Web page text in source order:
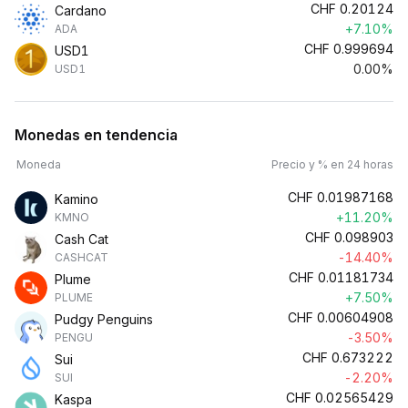
Cardano
ADA
CHF 0.20124
+7.10%
USD1
USD1
CHF 0.999694
0.00%
Monedas en tendencia
Moneda Precio y % en 24 horas
Kamino
KMNO
CHF 0.01987168
+11.20%
Cash Cat
CASHCAT
CHF 0.098903
-14.40%
Plume
PLUME
CHF 0.01181734
+7.50%
Pudgy Penguins
PENGU
CHF 0.00604908
-3.50%
Sui
SUI
CHF 0.673222
-2.20%
Kaspa
CHF 0.02565429